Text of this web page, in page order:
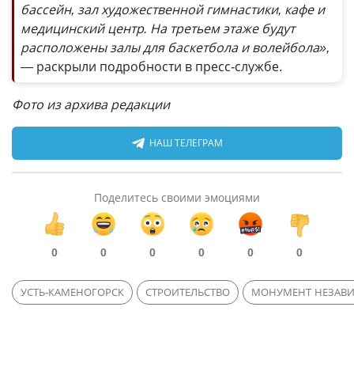
бассейн, зал художественной гимнастики, кафе и
медицинский центр. На третьем этаже будут
расположены залы для баскетбола и волейбола»,
— раскрыли подробности в пресс-службе.
Фото из архива редакции
НАШ ТЕЛЕГРАМ
Поделитесь своими эмоциями
0 0 0 0 0 0
УСТЬ-КАМЕНОГОРСК СТРОИТЕЛЬСТВО МОНУМЕНТ